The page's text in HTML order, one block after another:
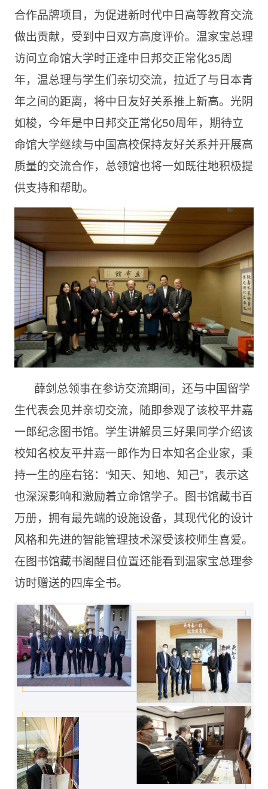
合作品牌项目，为促进新时代中日高等教育交流
做出贡献，受到中日双方高度评价。温家宝总理
访问立命馆大学时正逢中日邦交正常化35周
年，温总理与学生们亲切交流，拉近了与日本青
年之间的距离，将中日友好关系推上新高。光阴
如梭，今年是中日邦交正常化50周年，期待立
命馆大学继续与中国高校保持友好关系并开展高
质量的交流合作，总领馆也将一如既往地积极提
供支持和帮助。
薛剑总领事在参访交流期间，还与中国留学
生代表会见并亲切交流，随即参观了该校平井嘉
一郎纪念图书馆。学生讲解员三好果同学介绍该
校知名校友平井嘉一郎作为日本知名企业家，秉
持一生的座右铭：“知天、知地、知己”，表示这
也深深影响和激励着立命馆学子。图书馆藏书百
万册，拥有最先端的设施设备，其现代化的设计
风格和先进的智能管理技术深受该校师生喜爱。
在图书馆藏书阁醒目位置还能看到温家宝总理参
访时赠送的四库全书。